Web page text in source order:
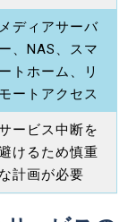
メディアサーバ
ー、NAS、スマ
ートホーム、リ
モートアクセス
ービス中断を
けるため慎重
な計画が必要